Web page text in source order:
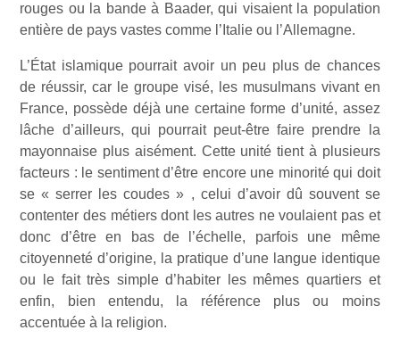
rouges ou la bande à Baader, qui visaient la population
entière de pays vastes comme l’Italie ou l’Allemagne.
L’État islamique pourrait avoir un peu plus de chances
de réussir, car le groupe visé, les musulmans vivant en
France, possède déjà une certaine forme d’unité, assez
lâche d’ailleurs, qui pourrait peut-être faire prendre la
mayonnaise plus aisément. Cette unité tient à plusieurs
facteurs : le sentiment d’être encore une minorité qui doit
se « serrer les coudes » , celui d’avoir dû souvent se
contenter des métiers dont les autres ne voulaient pas et
donc d’être en bas de l’échelle, parfois une même
citoyenneté d’origine, la pratique d’une langue identique
ou le fait très simple d’habiter les mêmes quartiers et
enfin, bien entendu, la référence plus ou moins
accentuée à la religion.